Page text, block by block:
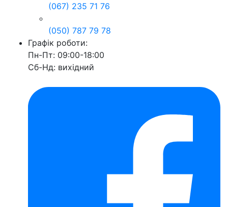
(067) 235 71 76
(050) 787 79 78
Графік роботи:
Пн-Пт: 09:00-18:00
Сб-Нд: вихідний